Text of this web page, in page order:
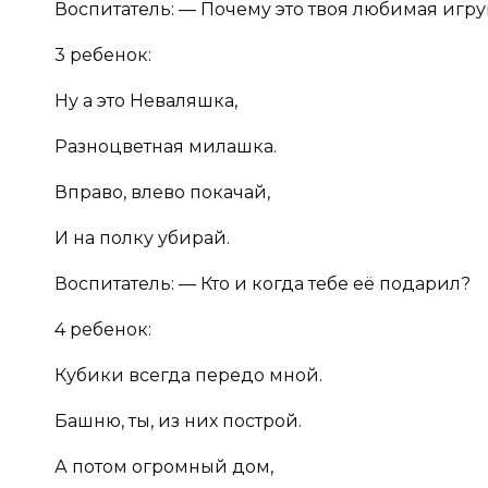
Воспитатель: — Почему это твоя любимая
3 ребенок:
Ну а это Неваляшка,
Разноцветная милашка.
Вправо, влево покачай,
И на полку убирай.
Воспитатель: — Кто и когда тебе её подарил?
4 ребенок:
Кубики всегда передо мной.
Башню, ты, из них построй.
А потом огромный дом,